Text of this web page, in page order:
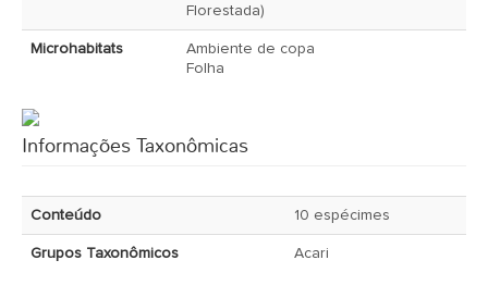
Florestada)
Microhabitats
Ambiente de copa
Folha
Informações Taxonômicas
Conteúdo 10 espécimes
Grupos Taxonômicos Acari